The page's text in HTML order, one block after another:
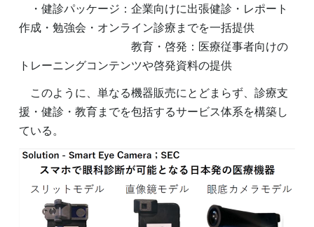
・健診パッケージ：企業向けに出張健診・レポート
作成・勉強会・オンライン診療までを一括提供
教育・啓発：医療従事者向けの
トレーニングコンテンツや啓発資料の提供
このように、単なる機器販売にとどまらず、診療支
援・健診・教育までを包括するサービス体系を構築し
ている。